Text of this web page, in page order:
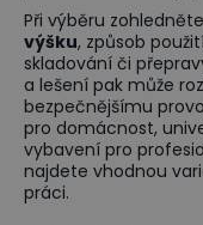
Při výběru
výšku, způsob
skladování či
a lešení pak může
bezpečnějšímu
pro domácnost,
vybavení pro
najdete vhodnou
práci.